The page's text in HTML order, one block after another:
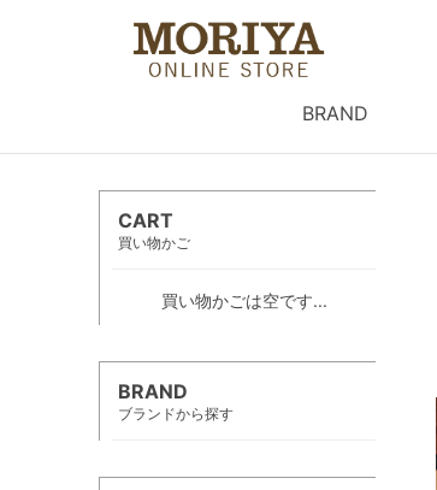
BRAND
CART
買い物かご
買い物かごは空です...
BRAND
ブランドから探す